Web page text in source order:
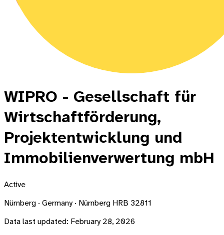
WIPRO - Gesellschaft für
Wirtschaftförderung,
Projektentwicklung und
Immobilienverwertung mbH
Active
Nürnberg · Germany · Nürnberg HRB 32811
Data last updated: February 28, 2026